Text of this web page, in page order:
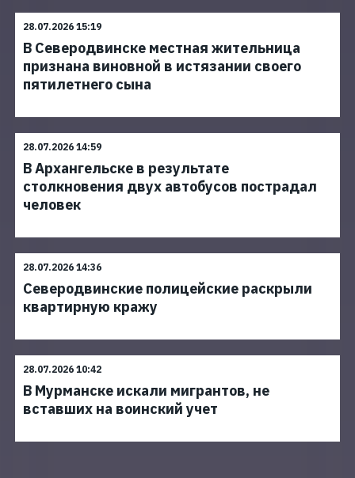
28.07.2026 15:19
В Северодвинске местная жительница
признана виновной в истязании своего
пятилетнего сына
28.07.2026 14:59
В Архангельске в результате
столкновения двух автобусов пострадал
человек
28.07.2026 14:36
Северодвинские полицейские раскрыли
квартирную кражу
28.07.2026 10:42
В Мурманске искали мигрантов, не
вставших на воинский учет